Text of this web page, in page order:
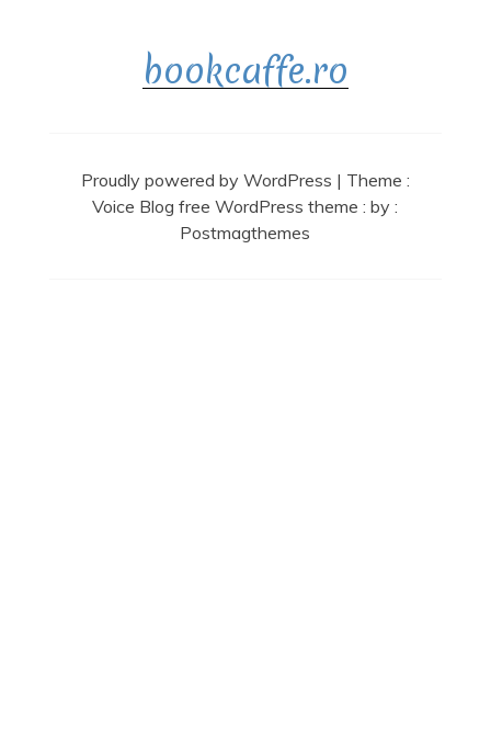
bookcaffe.ro
Proudly powered by WordPress | Theme :
Voice Blog free WordPress theme: by :
Postmagthemes